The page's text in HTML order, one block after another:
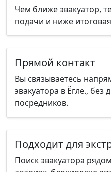
Чем ближе эвакуатор,
подачи и ниже
Прямой контакт
Вы связываетесь
эвакуатора в Ёгле., без
посредников.
Подходит для
Поиск эвакуатора